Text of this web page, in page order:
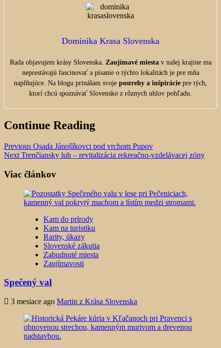
Dominika Krasa Slovenska
Rada objavujem krásy Slovenska. Zaujímavé miestav našej krajine ma
neprestávajú fascinovať a písanie o týchto lokalitách je pre mňa
naplňujúce. Na blogu prinášam svoje postrehy a inšpirácie pre tých,
ktorí chcú spoznávať Slovensko z rôznych uhlov pohľadu.
Continue Reading
Previous Osada Jánošíkovci pod vrchom Pupov
Next Trenčiansky luh – revitalizácia rekreačno-vzdelávacej zóny
Viac článkov
Kam do prírody
Kam na turistiku
Rarity, úkazy
Slovenské zákutia
Zabudnuté miesta
Zaujímavosti
Spečený val
3 mesiace ago Martin z Krása Slovenska